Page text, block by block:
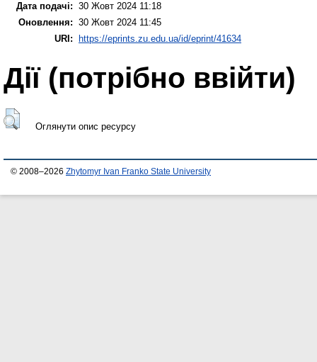
Дата подачі: 30 Жовт 2024 11:18
Оновлення: 30 Жовт 2024 11:45
URI:
https://eprints.zu.edu.ua/id/eprint/41634
Дії ​​(потрібно ввійти)
Оглянути опис ресурсу
© 2008–2026 Zhytomyr Ivan Franko State University